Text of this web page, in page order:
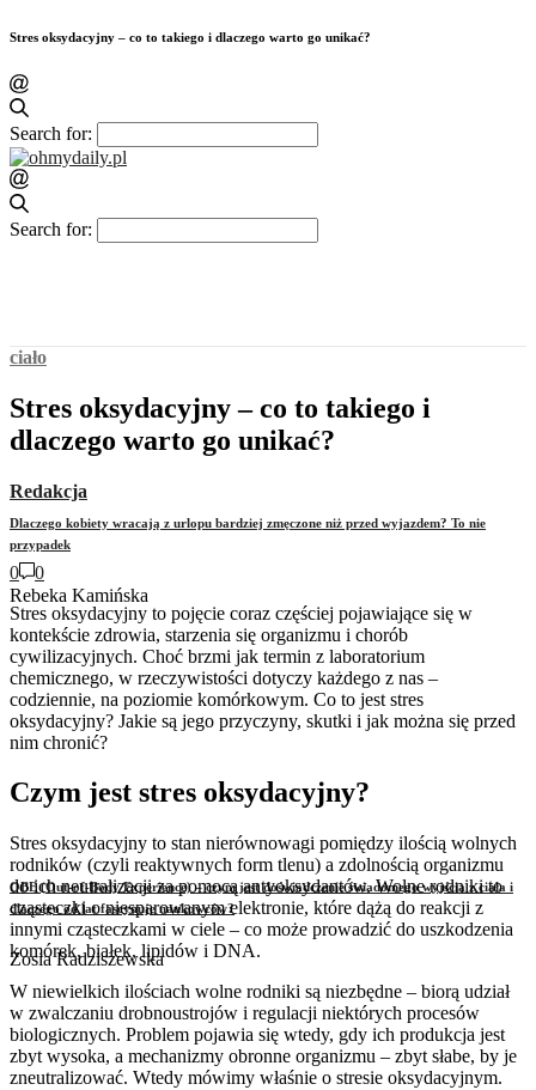
Stres oksydacyjny – co to takiego i dlaczego warto go unikać?
Search for:
Search for:
Dlaczego kobiety wracają z urlopu bardziej zmęczone niż przed wyjazdem? To nie
przypadek
Rebeka Kamińska
OBE (Out-of-Body Experience) – czym jest doświadczenie świadomego wyjścia z ciała i
dlaczego od lat fascynuje naukowców?
Zosia Radziszewska
ciało
Stres oksydacyjny – co to takiego i
dlaczego warto go unikać?
Redakcja
0
0
Stres oksydacyjny to pojęcie coraz częściej pojawiające się w
kontekście zdrowia, starzenia się organizmu i chorób
cywilizacyjnych. Choć brzmi jak termin z laboratorium
chemicznego, w rzeczywistości dotyczy każdego z nas –
codziennie, na poziomie komórkowym. Co to jest stres
oksydacyjny? Jakie są jego przyczyny, skutki i jak można się przed
nim chronić?
Czym jest stres oksydacyjny?
Stres oksydacyjny to stan nierównowagi pomiędzy ilością wolnych
rodników (czyli reaktywnych form tlenu) a zdolnością organizmu
do ich neutralizacji za pomocą antyoksydantów. Wolne rodniki to
cząsteczki o niesparowanym elektronie, które dążą do reakcji z
innymi cząsteczkami w ciele – co może prowadzić do uszkodzenia
komórek, białek, lipidów i DNA.
W niewielkich ilościach wolne rodniki są niezbędne – biorą udział
w zwalczaniu drobnoustrojów i regulacji niektórych procesów
biologicznych. Problem pojawia się wtedy, gdy ich produkcja jest
zbyt wysoka, a mechanizmy obronne organizmu – zbyt słabe, by je
zneutralizować. Wtedy mówimy właśnie o stresie oksydacyjnym.